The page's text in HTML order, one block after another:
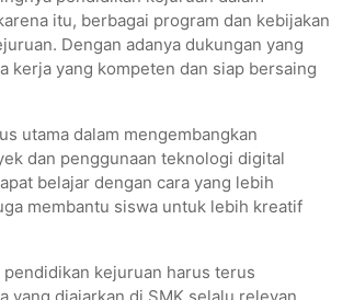
itu, berbagai program dan kebijakan
Dengan adanya dukungan yang
kerja yang kompeten dan siap bersaing
utama dalam mengembangkan
dan penggunaan teknologi digital
belajar dengan cara yang lebih
membantu siswa untuk lebih kreatif
kejuruan harus terus